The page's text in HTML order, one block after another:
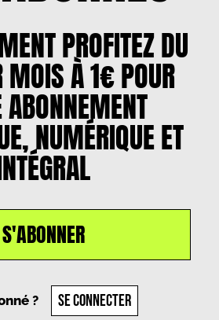
PROFITEZ DU
MOIS À 1€ POUR
ABONNEMENT
NUMÉRIQUE ET
S'ABONNER
? SE CONNECTER